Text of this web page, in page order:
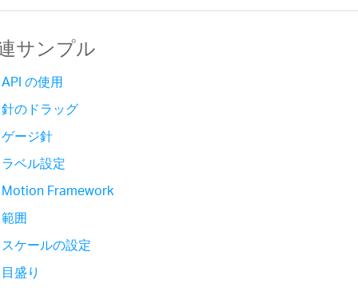
サンプル
API の使用
針のドラッグ
ゲージ針
ラベル設定
Motion Framework
範囲
スケールの設定
目盛り